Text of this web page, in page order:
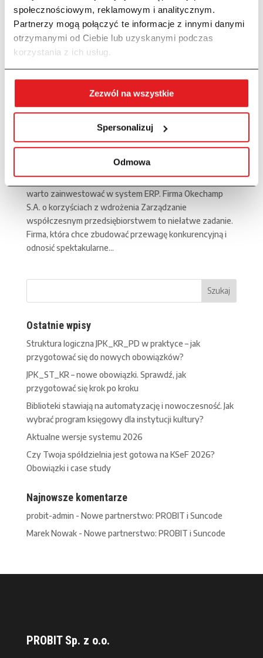
społecznościowym, reklamowym i analitycznym.
Partnerzy mogą połączyć te informacje z innymi danymi
otrzymanymi od Ciebie lub uzyskanymi podczas
korzystania z ich usług.
Zezwól na wszystkie
Spersonalizuj
Odmowa
Nieustanny rozwój z systemem ERP – Przykład firmy
Okechamp S.A.
Przepis na rozwój przedsiębiorstwa, czyli dlaczego
warto zainwestować w system ERP. Firma Okechamp
S.A. o korzyściach z wdrożenia Zarządzanie
współczesnym przedsiębiorstwem to niełatwe zadanie.
Firma, która chce zbudować przewagę konkurencyjną i
odnosić spektakularne...
Ostatnie wpisy
Struktura logiczna JPK_KR_PD w praktyce – jak
przygotować się do nowych obowiązków?
JPK_ST_KR – nowe obowiązki. Sprawdź, jak
przygotować się krok po kroku
Biblioteki stawiają na automatyzację i nowoczesność. Jak
wybrać program księgowy dla instytucji kultury?
Aktualne wersje systemu 2026
Czy Twoja spółdzielnia jest gotowa na KSeF 2026?
Obowiązki i case study
Najnowsze komentarze
probit-admin - Nowe partnerstwo: PROBIT i Suncode
Marek Nowak- Nowe partnerstwo: PROBIT i Suncode
PROBIT Sp. z o.o.